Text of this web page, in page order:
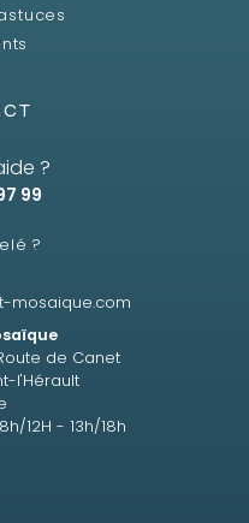
?
99
?
mosaique.com
de Canet
l'Hérault
12H - 13h/18h